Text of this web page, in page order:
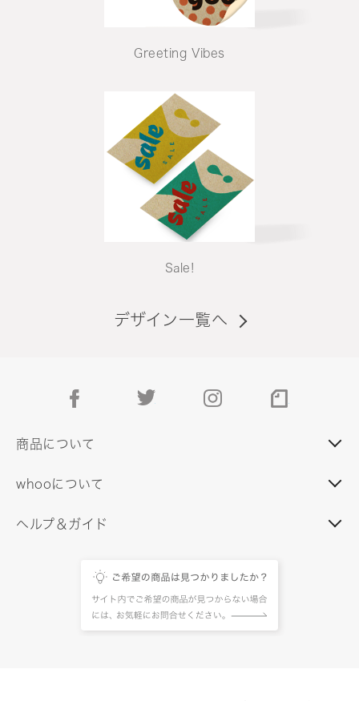
Greeting Vibes
Sale!
デザイン一覧へ
facebook instagram
商品について
whooについて
ヘルプ＆ガイド